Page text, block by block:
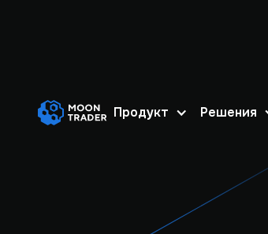
Продукт Решения